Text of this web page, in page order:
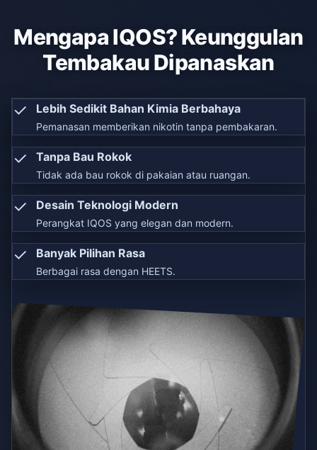
Mengapa IQOS? Keunggulan
Tembakau Dipanaskan
✓ Lebih Sedikit Bahan Kimia Berbahaya
Pemanasan memberikan nikotin tanpa pembakaran.
✓ Tanpa Bau Rokok
Tidak ada bau rokok di pakaian atau ruangan.
✓ Desain Teknologi Modern
Perangkat IQOS yang elegan dan modern.
✓ Banyak Pilihan Rasa
Berbagai rasa dengan HEETS.